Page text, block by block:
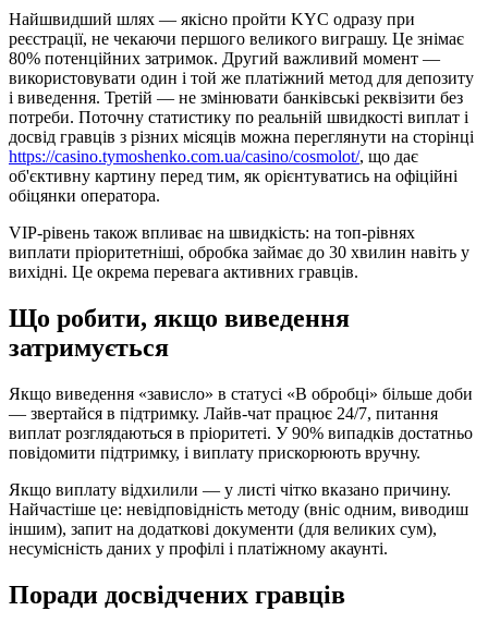
Найшвидший шлях — якісно пройти KYC одразу при
реєстрації, не чекаючи першого великого виграшу. Це знімає
80% потенційних затримок. Другий важливий момент —
використовувати один і той же платіжний метод для депозиту
і виведення. Третій — не змінювати банківські реквізити без
потреби. Поточну статистику по реальній швидкості виплат і
досвід гравців з різних місяців можна переглянути на сторінці
https://casino.tymoshenko.com.ua/casino/cosmolot/, що дає
об'єктивну картину перед тим, як орієнтуватись на офіційні
обіцянки оператора.
VIP-рівень також впливає на швидкість: на топ-рівнях
виплати пріоритетніші, обробка займає до 30 хвилин навіть у
вихідні. Це окрема перевага активних гравців.
Що робити, якщо виведення
затримується
Якщо виведення «зависло» в статусі «В обробці» більше доби
— звертайся в підтримку. Лайв-чат працює 24/7, питання
виплат розглядаються в пріоритеті. У 90% випадків достатньо
повідомити підтримку, і виплату прискорюють вручну.
Якщо виплату відхилили — у листі чітко вказано причину.
Найчастіше це: невідповідність методу (вніс одним, виводиш
іншим), запит на додаткові документи (для великих сум),
несумісність даних у профілі і платіжному акаунті.
Поради досвідчених гравців